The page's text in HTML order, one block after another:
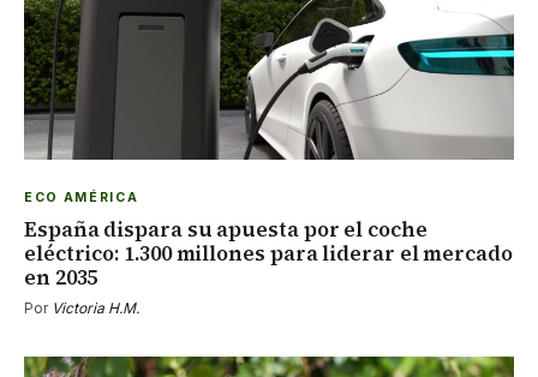
ECO AMÉRICA
España dispara su apuesta por el coche
eléctrico: 1.300 millones para liderar el mercado
en 2035
Por Victoria H.M.